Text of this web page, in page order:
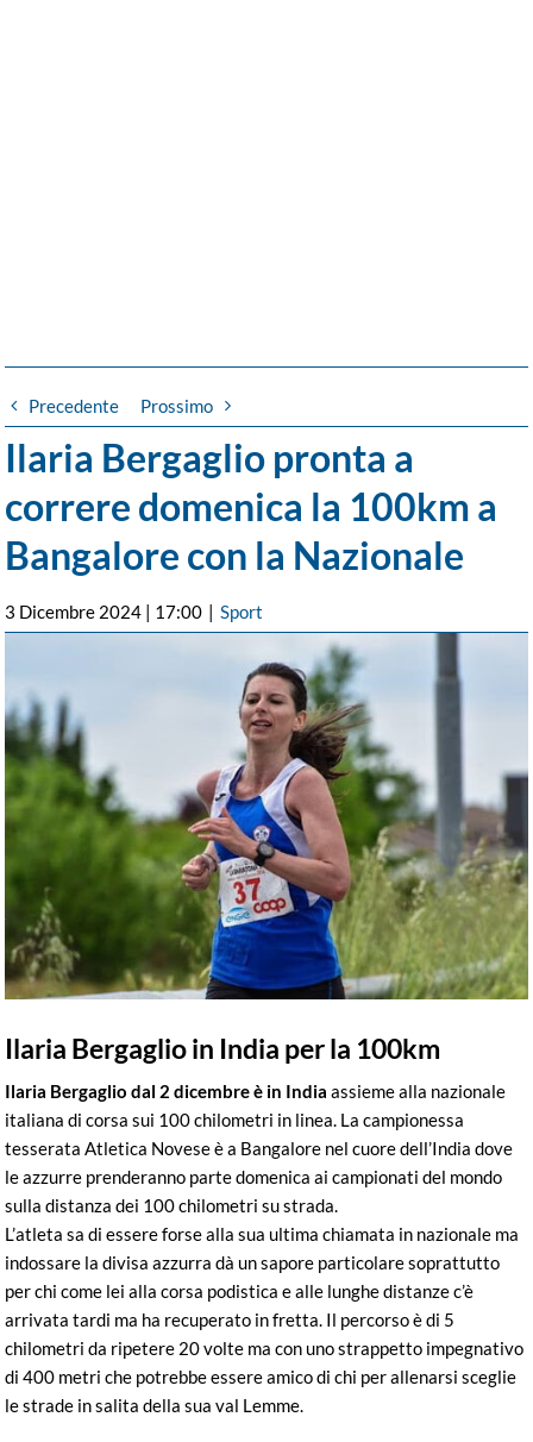
Precedente Prossimo
Ilaria Bergaglio pronta a
correre domenica la 100km a
Bangalore con la Nazionale
3 Dicembre 2024 | 17:00 | Sport
Ilaria Bergaglio in India per la 100km
Ilaria Bergaglio dal 2 dicembre è in India assieme alla nazionale
italiana di corsa sui 100 chilometri in linea. La campionessa
tesserata Atletica Novese è a Bangalore nel cuore dell’India dove
le azzurre prenderanno parte domenica ai campionati del mondo
sulla distanza dei 100 chilometri su strada.
L’atleta sa di essere forse alla sua ultima chiamata in nazionale ma
indossare la divisa azzurra dà un sapore particolare soprattutto
per chi come lei alla corsa podistica e alle lunghe distanze c’è
arrivata tardi ma ha recuperato in fretta. Il percorso è di 5
chilometri da ripetere 20 volte ma con uno strappetto impegnativo
di 400 metri che potrebbe essere amico di chi per allenarsi sceglie
le strade in salita della sua val Lemme.